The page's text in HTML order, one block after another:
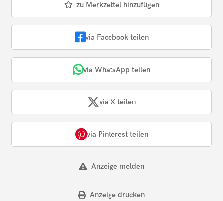
zu Merkzettel hinzufügen
via Facebook teilen
via WhatsApp teilen
via X teilen
via Pinterest teilen
Anzeige melden
Anzeige drucken